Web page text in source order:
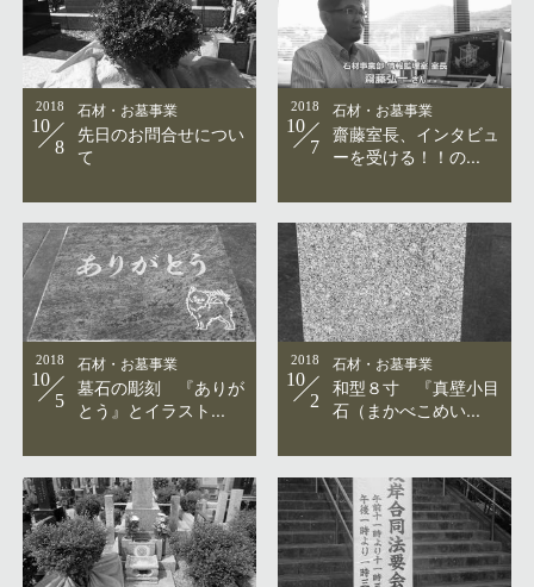
2018
10
8
石材・お墓事業
先日のお問合せについ
て
2018
10
7
石材・お墓事業
齋藤室長、インタビュ
ーを受ける！！の...
2018
10
5
石材・お墓事業
墓石の彫刻 『ありが
とう』とイラスト...
2018
10
2
石材・お墓事業
和型８寸 『真壁小目
石（まかべこめい...